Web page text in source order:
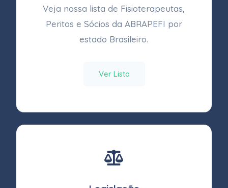
Veja nossa lista de Fisioterapeutas,
Peritos e Sócios da ABRAPEFI por
estado Brasileiro.
Ver Lista